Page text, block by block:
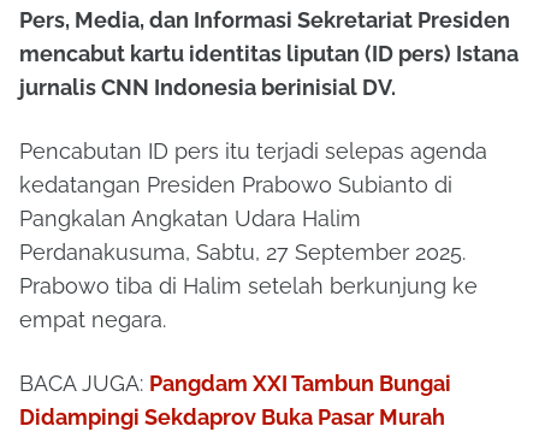
Pers, Media, dan Informasi Sekretariat Presiden
mencabut kartu identitas liputan (ID pers) Istana
jurnalis CNN Indonesia berinisial DV.
Pencabutan ID pers itu terjadi selepas agenda
kedatangan Presiden Prabowo Subianto di
Pangkalan Angkatan Udara Halim
Perdanakusuma, Sabtu, 27 September 2025.
Prabowo tiba di Halim setelah berkunjung ke
empat negara.
BACA JUGA: Pangdam XXI Tambun Bungai
Didampingi Sekdaprov Buka Pasar Murah